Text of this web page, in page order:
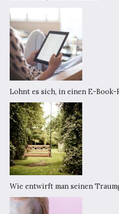
Lohnt es sich, in einen E-Book-
Wie entwirft man seinen